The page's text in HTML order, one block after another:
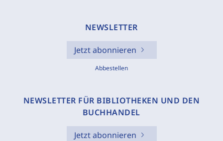
NEWSLETTER
Jetzt abonnieren
Abbestellen
NEWSLETTER FÜR BIBLIOTHEKEN UND DEN
BUCHHANDEL
Jetzt abonnieren